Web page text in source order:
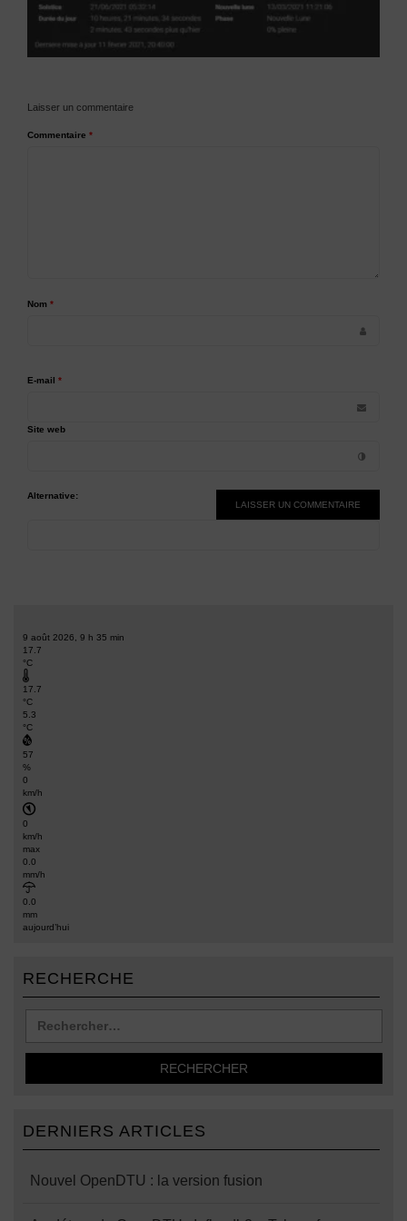
Laisser un commentaire
Commentaire *
Nom *
E-mail *
Site web
Alternative:
9 août 2026, 9 h 35 min
17.7
°C
17.7
°C
5.3
°C
57
%
0
km/h
0
km/h
max
0.0
mm/h
0.0
mm
aujourd’hui
RECHERCHE
DERNIERS ARTICLES
Nouvel OpenDTU : la version fusion